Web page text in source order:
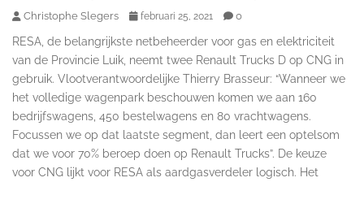
Christophe Slegers februari 25, 2021 0
RESA, de belangrijkste netbeheerder voor gas en elektriciteit
van de Provincie Luik, neemt twee Renault Trucks D op CNG in
gebruik. Vlootverantwoordelijke Thierry Brasseur: “Wanneer we
het volledige wagenpark beschouwen komen we aan 160
bedrijfswagens, 450 bestelwagens en 80 vrachtwagens.
Focussen we op dat laatste segment, dan leert een optelsom
dat we voor 70% beroep doen op Renault Trucks”. De keuze
voor CNG lijkt voor RESA als aardgasverdeler logisch. Het